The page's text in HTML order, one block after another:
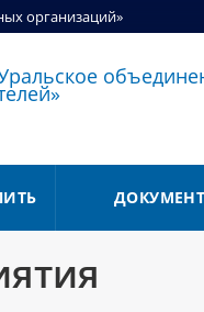
организаций»